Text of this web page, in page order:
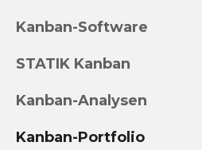
Kanban-Software
STATIK Kanban
Kanban-Analysen
Kanban-Portfolio